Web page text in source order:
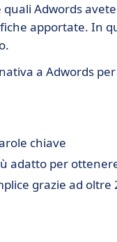
Adwords
apportate. In
a Adwords
chiave
adatto per
grazie ad oltre